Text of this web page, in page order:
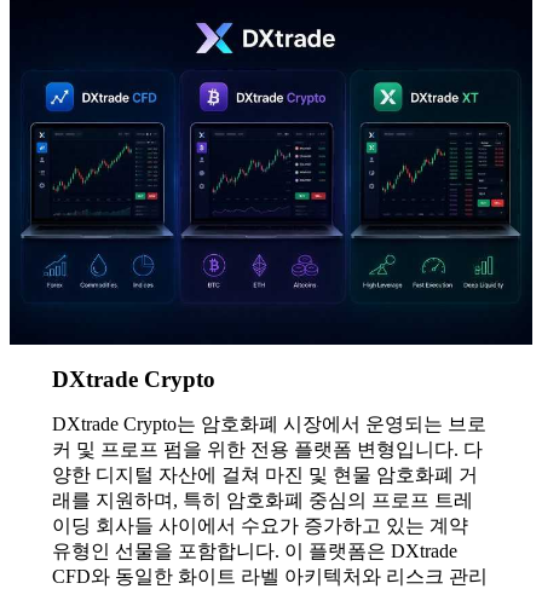
DXtrade Crypto
DXtrade Crypto는 암호화폐 시장에서 운영되는 브로
커 및 프로프 펌을 위한 전용 플랫폼 변형입니다. 다
양한 디지털 자산에 걸쳐 마진 및 현물 암호화폐 거
래를 지원하며, 특히 암호화폐 중심의 프로프 트레
이딩 회사들 사이에서 수요가 증가하고 있는 계약
유형인 선물을 포함합니다. 이 플랫폼은 DXtrade
CFD와 동일한 화이트 라벨 아키텍처와 리스크 관리